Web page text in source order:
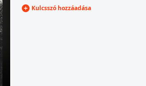
Platz der Republik) környéke.
Kulcsszó hozzáadása